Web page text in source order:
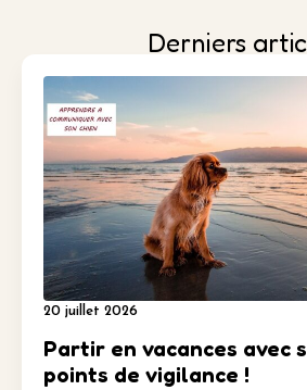
Derniers
Partir en vacances avec
points de vigilance !
20 juillet 2026